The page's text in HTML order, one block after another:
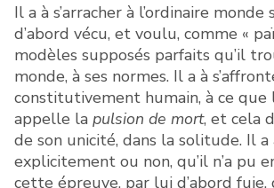
Il a à s’arracher à l’ordinaire
d’abord vécu, et voulu, comme «
modèles supposés parfaits qu’il
monde, à ses normes. Il a à
constitutivement humain, à ce que
appelle la pulsion de mort, et cela
de son unicité, dans la solitude. Il a
explicitement ou non, qu’il n’a pu
cette épreuve, par lui d’abord fuie,